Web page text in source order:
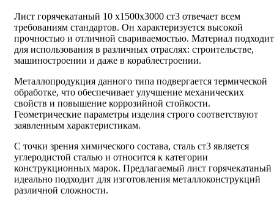
Лист горячекатаный 10 х1500х3000 ст3 отвечает всем
требованиям стандартов. Он характеризуется высокой
прочностью и отличной свариваемостью. Материал подходит
для использования в различных отраслях: строительстве,
машиностроении и даже в кораблестроении.
Металлопродукция данного типа подвергается термической
обработке, что обеспечивает улучшение механических
свойств и повышение коррозийной стойкости.
Геометрические параметры изделия строго соответствуют
заявленным характеристикам.
С точки зрения химического состава, сталь ст3 является
углеродистой сталью и относится к категории
конструкционных марок. Предлагаемый лист горячекатаный
идеально подходит для изготовления металлоконструкций
различной сложности.